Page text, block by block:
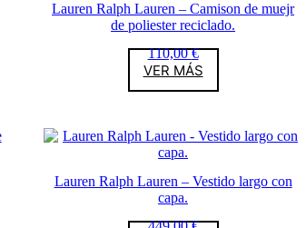
Lauren Ralph Lauren – Camison de muejr
de poliester reciclado.
110,00€
VER MÁS
Lauren Ralph Lauren – Vestido largo con
capa.